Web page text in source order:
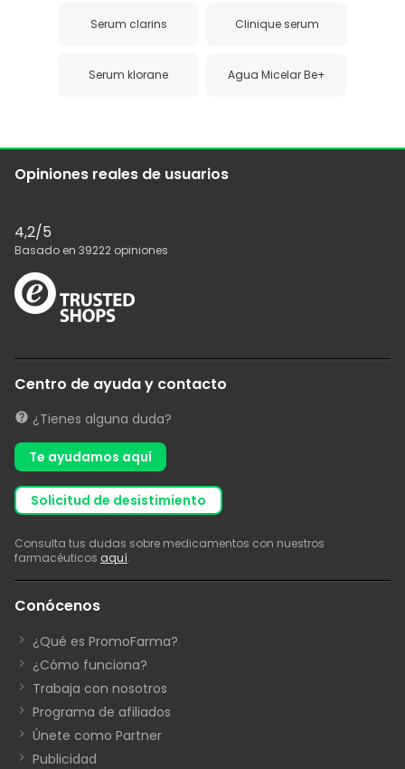
Serum clarins Clinique serum
Serum klorane Agua Micelar Be+
Opiniones reales de usuarios
4,2/5
Basado en 39222 opiniones
Centro de ayuda y contacto
¿Tienes alguna duda?
Te ayudamos aquí
solicitud de desistimiento
Consulta tus dudas sobre medicamentos con nuestros
farmacéuticos aquí.
Conócenos
¿Qué es PromoFarma?
¿Cómo funciona?
Trabaja con nosotros
Programa de afiliados
Únete como Partner
Publicidad